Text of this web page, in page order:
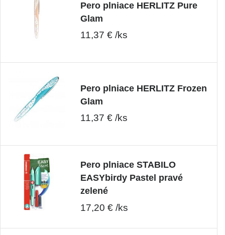
Pero plniace HERLITZ Pure
Glam
11,37 € /ks
Pero plniace HERLITZ Frozen
Glam
11,37 € /ks
Pero plniace STABILO
EASYbirdy Pastel pravé
zelené
17,20 € /ks